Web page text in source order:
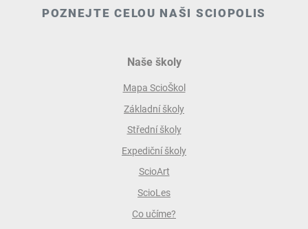
POZNEJTE CELOU NAŠI SCIOPOLIS
Naše školy
Mapa ScioŠkol
Základní školy
Střední školy
Expediční školy
ScioArt
ScioLes
Co učíme?